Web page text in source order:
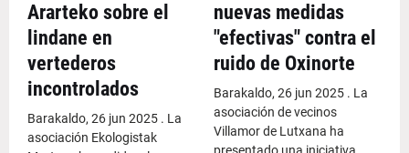
Ararteko sobre el
lindane en
vertederos
incontrolados
Barakaldo, 26 jun 2025 . La
asociación Ekologistak
nuevas medidas
"efectivas" contra el
ruido de Oxinorte
Barakaldo, 26 jun 2025 . La
asociación de vecinos
Villamor de Lutxana ha